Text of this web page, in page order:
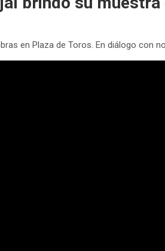
en Plaza de Toros. En diálogo con